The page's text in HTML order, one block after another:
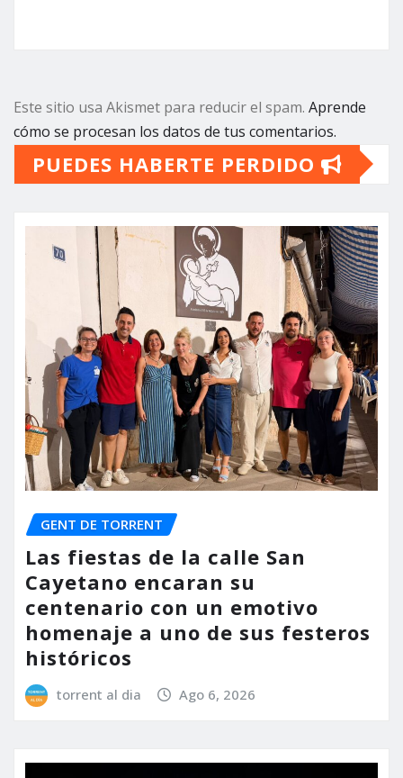
Este sitio usa Akismet para reducir el spam. Aprende
cómo se procesan los datos de tus comentarios.
PUEDES HABERTE PERDIDO
GENT DE TORRENT
Las fiestas de la calle San
Cayetano encaran su
centenario con un emotivo
homenaje a uno de sus festeros
históricos
torrent al dia Ago 6, 2026